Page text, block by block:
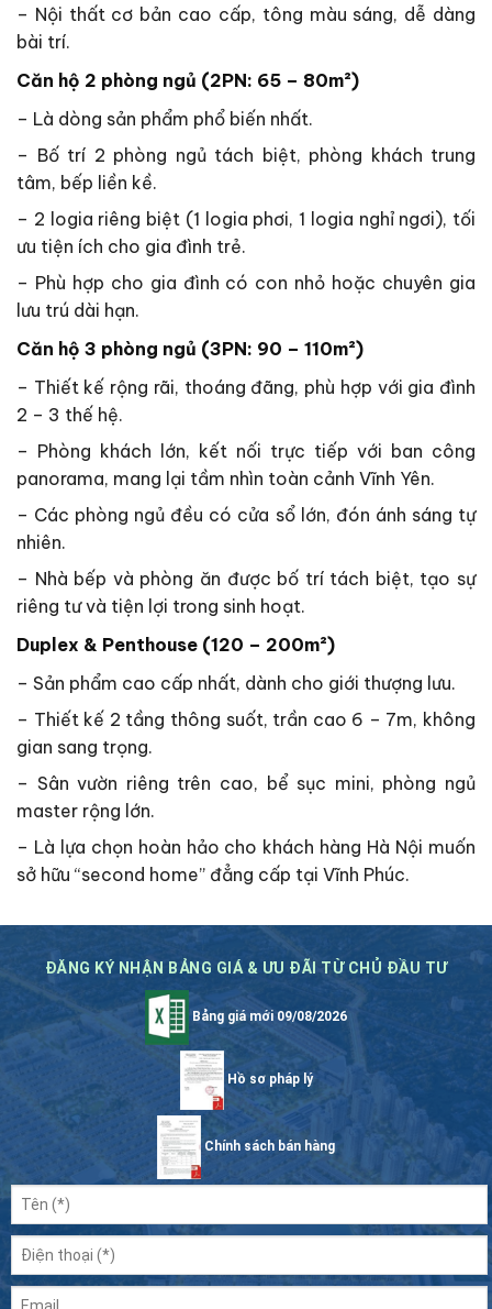
– Nội thất cơ bản cao cấp, tông màu sáng, dễ dàng
bài trí.
Căn hộ 2 phòng ngủ (2PN: 65 – 80m²)
– Là dòng sản phẩm phổ biến nhất.
– Bố trí 2 phòng ngủ tách biệt, phòng khách trung
tâm, bếp liền kề.
– 2 logia riêng biệt (1 logia phơi, 1 logia nghỉ ngơi), tối
ưu tiện ích cho gia đình trẻ.
– Phù hợp cho gia đình có con nhỏ hoặc chuyên gia
lưu trú dài hạn.
Căn hộ 3 phòng ngủ (3PN: 90 – 110m²)
– Thiết kế rộng rãi, thoáng đãng, phù hợp với gia đình
2 – 3 thế hệ.
– Phòng khách lớn, kết nối trực tiếp với ban công
panorama, mang lại tầm nhìn toàn cảnh Vĩnh Yên.
– Các phòng ngủ đều có cửa sổ lớn, đón ánh sáng tự
nhiên.
– Nhà bếp và phòng ăn được bố trí tách biệt, tạo sự
riêng tư và tiện lợi trong sinh hoạt.
Duplex & Penthouse (120 – 200m²)
– Sản phẩm cao cấp nhất, dành cho giới thượng lưu.
– Thiết kế 2 tầng thông suốt, trần cao 6 – 7m, không
gian sang trọng.
– Sân vườn riêng trên cao, bể sục mini, phòng ngủ
master rộng lớn.
– Là lựa chọn hoàn hảo cho khách hàng Hà Nội muốn
sở hữu “second home” đẳng cấp tại Vĩnh Phúc.
ĐĂNG KÝ NHẬN BẢNG GIÁ & ƯU ĐÃI TỪ CHỦ ĐẦU TƯ
Bảng giá mới 09/08/2026
Hồ sơ pháp lý
Chính sách bán hàng